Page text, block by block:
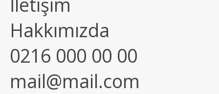
Hakkımızda
0216 000 00 00
mail@mail.com